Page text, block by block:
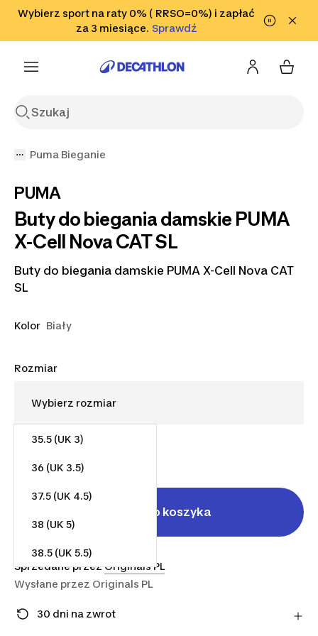
Przejdź do wyszukiwania Przejdź do treści
Przejdź
Wybierz sport na raty 0% ( RRSO=0%) i zapłać
za 3 miesiące. SprawdźSprawdź
Sprawdź
Puma Bieganie
PUMA
Buty do biegania damskie PUMA
X-Cell Nova CAT SL
Buty do biegania damskie PUMA X-Cell Nova CAT
SL
Kolor Biały
Rozmiar
35.5 (UK 3)
36 (UK 3.5)
37.5 (UK 4.5)
38 (UK 5)
38.5 (UK 5.5)
Dodaj do koszyka
Sprzedane przezOriginals PL
Wysłane przez Originals PL
30 dni na zwrot